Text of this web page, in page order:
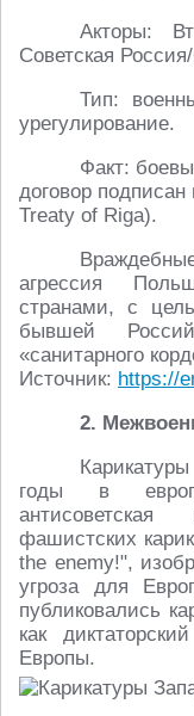
Акторы:
Советская
Тип:
урегулирование.
Факт:
договор подписан
Treaty of Riga).
агрессия
странами, с
бывшей
«санитарного
Источник: https://
2.
годы в
фашистских
the enemy!",
угроза для
публиковались
как
Европы.